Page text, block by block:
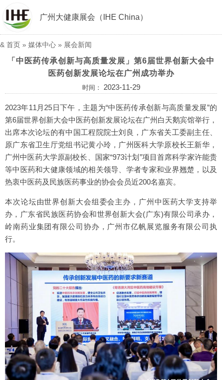
广州大健康展会（IHE China）
& 首页 » 媒体中心 » 展会新闻
「中医药传承创新与高质量发展」第6届世界创新大会中
医药创新发展论坛在广州成功举办
时间： 2023-11-29
2023年11月25日下午，主题为“中医药传承创新与高质量发展”的
第6届世界创新大会中医药创新发展论坛在广州白天鹅宾馆举行，
出席本次论坛的有中国工程院院士刘良，广东省关工委副主任、
原广东省卫生厅党组书记黄小玲，广州医科大学原校长王新华，
广州中医药大学原副校长、国家“973计划”项目首席科学家许能贵
等中医药和大健康领域的相关领导、学者专家和业界翘楚，以及
热衷中医药及民族医药事业的协会会员近200名嘉宾。
本次论坛由世界创新大会组委会主办，广州中医药大学支持举
办，广东省民族医药协会和世界创新大会(广东)有限公司承办，
岭南药业集团有限公司协办，广州市亿帆展览服务有限公司执
行。